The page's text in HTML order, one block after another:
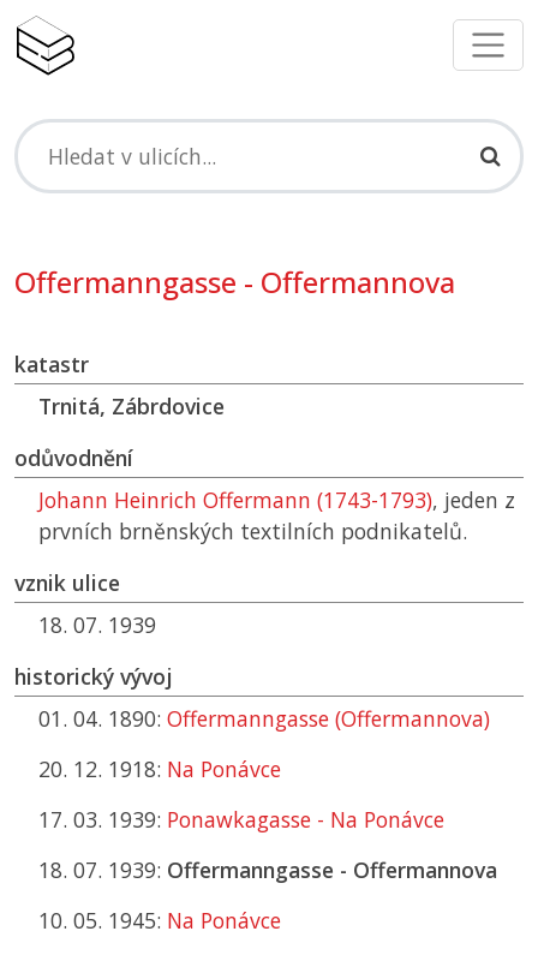
Offermanngasse - Offermannova
katastr
Trnitá, Zábrdovice
odůvodnění
Johann Heinrich Offermann (1743-1793), jeden z
prvních brněnských textilních podnikatelů.
vznik ulice
18. 07. 1939
historický vývoj
01. 04. 1890: Offermanngasse (Offermannova)
20. 12. 1918: Na Ponávce
17. 03. 1939: Ponawkagasse - Na Ponávce
18. 07. 1939: Offermanngasse - Offermannova
10. 05. 1945: Na Ponávce